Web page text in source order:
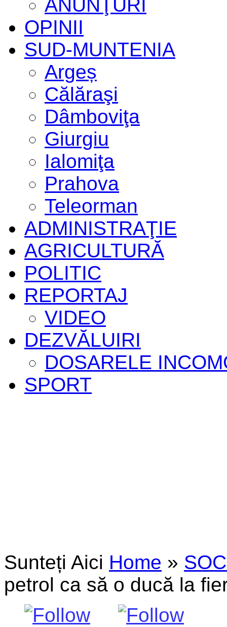
ANUNŢURI
OPINII
SUD-MUNTENIA
Argeș
Călăraşi
Dâmboviţa
Giurgiu
Ialomiţa
Prahova
Teleorman
ADMINISTRAŢIE
AGRICULTURĂ
POLITIC
REPORTAJ
VIDEO
DEZVĂLUIRI
DOSARELE
SPORT
Sunteți Aici Home »
petrol ca să o ducă la